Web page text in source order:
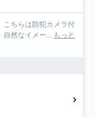
こちらは防犯カメラ付
自然なイメー... もっと